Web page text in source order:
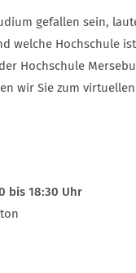
gefallen sein,
welche Hochschule
Hochschule
wir Sie zum
bis 18:30 Uhr